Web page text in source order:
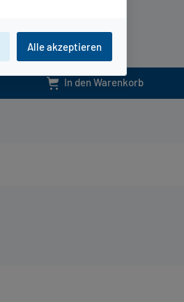
In den Warenkorb
Alle akzeptieren